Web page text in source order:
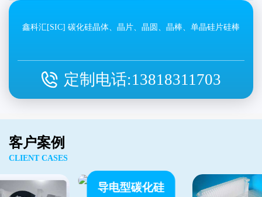
鑫科汇[SIC] 碳化硅晶体、晶片、晶圆、晶棒、单晶硅片硅棒
定制电话:13818311703
客户案例
CLIENT CASES
导电型碳化硅